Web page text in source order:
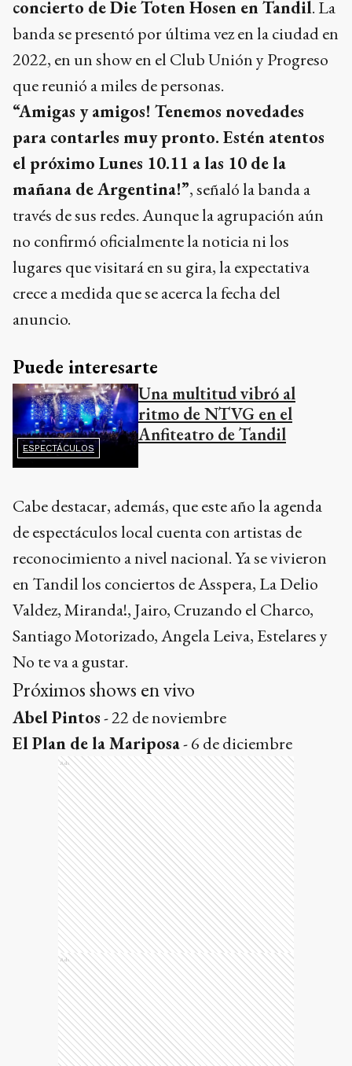
concierto de Die Toten Hosen en Tandil. La
banda se presentó por última vez en la ciudad en
2022, en un show en el Club Unión y Progreso
que reunió a miles de personas.
“Amigas y amigos! Tenemos novedades
para contarles muy pronto. Estén atentos
el próximo Lunes 10.11 a las 10 de la
mañana de Argentina!”, señaló la banda a
través de sus redes. Aunque la agrupación aún
no confirmó oficialmente la noticia ni los
lugares que visitará en su gira, la expectativa
crece a medida que se acerca la fecha del
anuncio.
Puede interesarte
ESPECTÁCULOS
Una multitud vibró al
ritmo de NTVG en el
Anfiteatro de Tandil
Cabe destacar, además, que este año la agenda
de espectáculos local cuenta con artistas de
reconocimiento a nivel nacional. Ya se vivieron
en Tandil los conciertos de Asspera, La Delio
Valdez, Miranda!, Jairo, Cruzando el Charco,
Santiago Motorizado, Angela Leiva, Estelares y
No te va a gustar.
Próximos shows en vivo
Abel Pintos- 22 de noviembre
El Plan de la Mariposa- 6 de diciembre
Ads
Ads